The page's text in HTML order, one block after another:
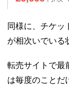
同様に、チケッ
が相次いでいる
転売サイトで最
は毎度のことだ